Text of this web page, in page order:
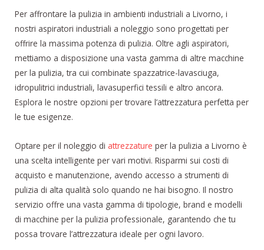
Per affrontare la pulizia in ambienti industriali a Livorno, i
nostri aspiratori industriali a noleggio sono progettati per
offrire la massima potenza di pulizia. Oltre agli aspiratori,
mettiamo a disposizione una vasta gamma di altre macchine
per la pulizia, tra cui combinate spazzatrice-lavasciuga,
idropulitrici industriali, lavasuperfici tessili e altro ancora.
Esplora le nostre opzioni per trovare l’attrezzatura perfetta per
le tue esigenze.
Optare per il noleggio di attrezzature per la pulizia a Livorno è
una scelta intelligente per vari motivi. Risparmi sui costi di
acquisto e manutenzione, avendo accesso a strumenti di
pulizia di alta qualità solo quando ne hai bisogno. Il nostro
servizio offre una vasta gamma di tipologie, brand e modelli
di macchine per la pulizia professionale, garantendo che tu
possa trovare l’attrezzatura ideale per ogni lavoro.